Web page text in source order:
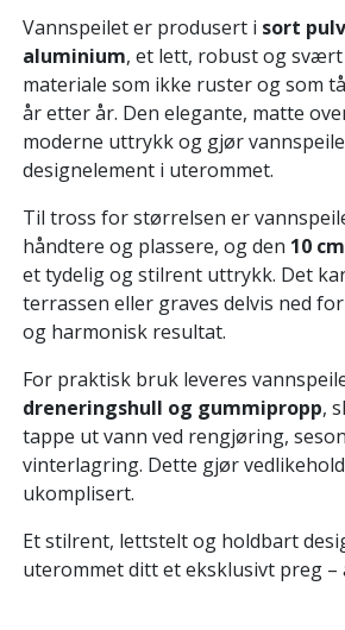
Vannspeilet er produsert i sort
aluminium, et lett, robust og
materiale som ikke ruster og som
år etter år. Den elegante, matte
moderne uttrykk og gjør
designelement i uterommet.
Til tross for størrelsen er
håndtere og plassere, og den 10
et tydelig og stilrent uttrykk. Det
terrassen eller graves delvis ned
og harmonisk resultat.
For praktisk bruk leveres
dreneringshull og gummipropp,
tappe ut vann ved rengjøring,
vinterlagring. Dette gjør
ukomplisert.
Et stilrent, lettstelt og holdbart
uterommet ditt et eksklusivt preg –